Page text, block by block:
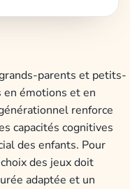
parents et petits-
en émotions et en
renforce
capacités cognitives
des enfants. Pour
des jeux doit
adaptée et un